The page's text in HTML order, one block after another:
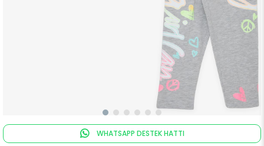
WHATSAPP DESTEK HATTI